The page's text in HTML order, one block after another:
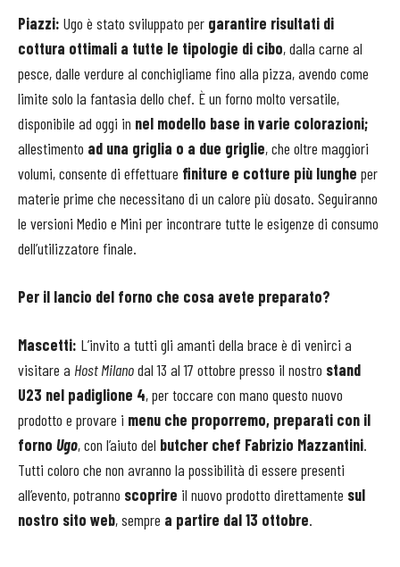
Piazzi: Ugo è stato sviluppato per garantire risultati di
cottura ottimali a tutte le tipologie di cibo, dalla carne al
pesce, dalle verdure al conchigliame fino alla pizza, avendo come
limite solo la fantasia dello chef. È un forno molto versatile,
disponibile ad oggi in nel modello base in varie colorazioni;
allestimento ad una griglia o a due griglie, che oltre maggiori
volumi, consente di effettuare finiture e cotture più lunghe per
materie prime che necessitano di un calore più dosato. Seguiranno
le versioni Medio e Mini per incontrare tutte le esigenze di consumo
dell’utilizzatore finale.
Per il lancio del forno che cosa avete preparato?
Mascetti: L’invito a tutti gli amanti della brace è di venirci a
visitare a Host Milanodal 13 al 17 ottobre presso il nostro stand
U23 nel padiglione 4, per toccare con mano questo nuovo
prodotto e provare i menu che proporremo, preparati con il
forno Ugo, con l’aiuto del butcher chef Fabrizio Mazzantini.
Tutti coloro che non avranno la possibilità di essere presenti
all’evento, potranno scoprire il nuovo prodotto direttamente sul
nostro sito web, sempre a partire dal 13 ottobre.